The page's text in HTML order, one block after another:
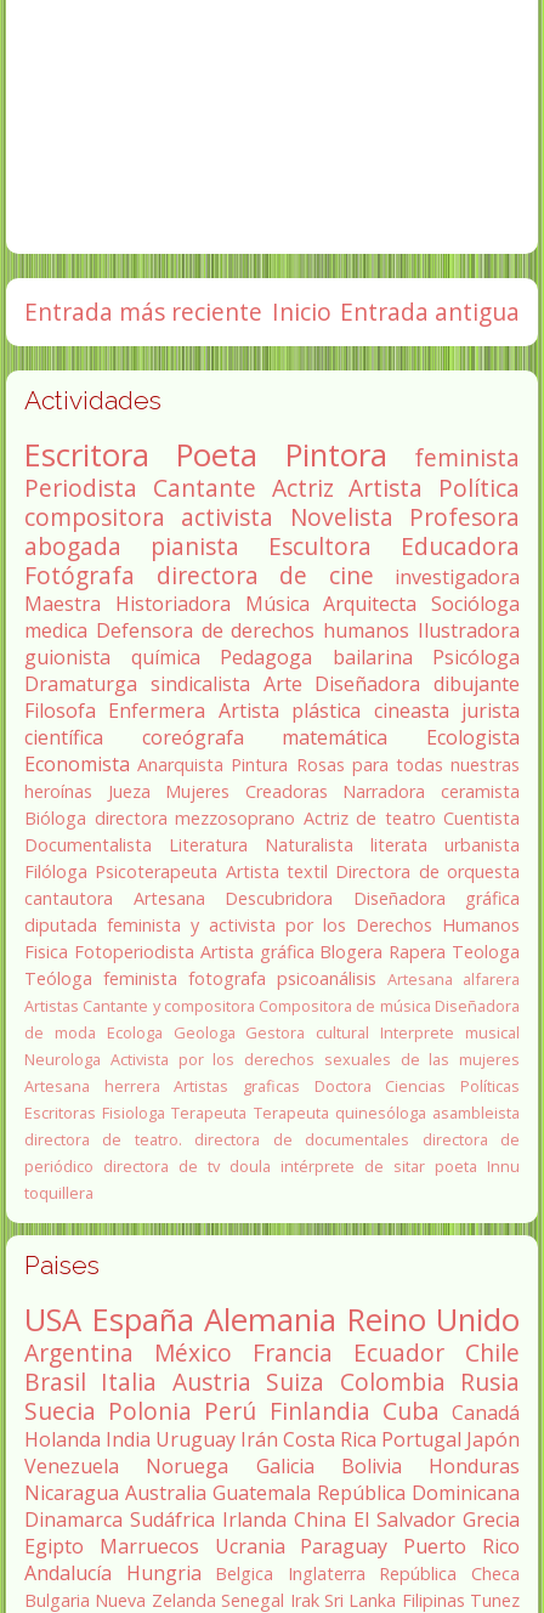
Entrada más reciente Entrada antigua
Inicio
Actividades
Escritora Poeta Pintora
feminista
Periodista Cantante Actriz Artista
Política
compositora activista Novelista
Profesora
abogada
pianista Escultora
Educadora
Fotógrafa
directora de cine
investigadora
Maestra
Historiadora Música Arquitecta Socióloga
medica Defensora de derechos humanos Ilustradora
guionista
química Pedagoga bailarina
Psicóloga
Dramaturga sindicalista Arte Diseñadora dibujante
Filosofa Enfermera Artista plástica cineasta jurista
científica
coreógrafa matemática
Ecologista
Economista Anarquista Pintura Rosas para todas nuestras
heroínas
Jueza Mujeres Creadoras Narradora
ceramista
Bióloga directora mezzosoprano Actriz de teatro Cuentista
Documentalista
Literatura Naturalista literata
urbanista
Filóloga Psicoterapeuta Artista textil Directora de orquesta
cantautora
Artesana Descubridora
Diseñadora gráfica
diputada feminista y activista por los Derechos Humanos
Fisica Fotoperiodista Artista gráfica Blogera Rapera Teologa
Teóloga feminista fotografa psicoanálisis Artesana alfarera
Artistas Cantante y compositora Compositora de música Diseñadora
de moda
Ecologa Geologa Gestora cultural
Interprete musical
Neurologa Activista por los derechos sexuales de las mujeres
Artesana herrera
Artistas graficas
Doctora Ciencias Políticas
Escritoras Fisiologa Terapeuta Terapeuta quinesóloga asambleista
directora de teatro.
directora de documentales
directora de
periódico directora de tv doula intérprete de sitar poeta Innu
toquillera
Paises
USA España Alemania Reino Unido
Argentina México Francia Ecuador
Chile
Brasil Italia Austria Suiza Colombia Rusia
Suecia Polonia Perú Finlandia Cuba Canadá
Holanda India Uruguay Irán Costa Rica Portugal Japón
Venezuela
Noruega Galicia Bolivia
Honduras
Nicaragua Australia Guatemala República Dominicana
Dinamarca Sudáfrica Irlanda China El Salvador Grecia
Egipto
Marruecos Ucrania Paraguay
Puerto Rico
Andalucía
Hungria Belgica Inglaterra
República Checa
Bulgaria Nueva Zelanda Senegal Irak Sri Lanka Filipinas Tunez